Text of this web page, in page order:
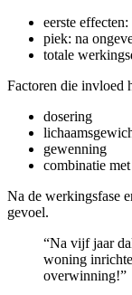
eerste
piek: na
totale
Factoren die invloed
dosering
gewenning
combinatie
Na de werkingsfase
gevoel.
“Na vijf jaar
woning
overwinning!”